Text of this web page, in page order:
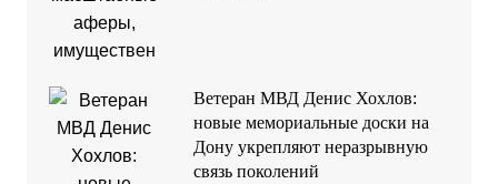
Ветеран МВД Денис Хохлов:
новые мемориальные доски на
Дону укрепляют неразрывную
связь поколений